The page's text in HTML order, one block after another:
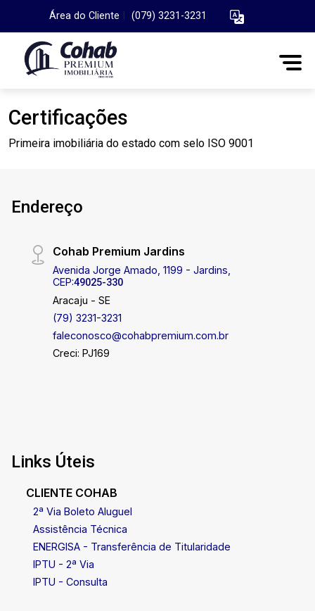
Área do Cliente (079) 3231-3231
Certificações
Primeira imobiliária do estado com selo ISO 9001
Endereço
Cohab Premium Jardins
Avenida Jorge Amado, 1199 - Jardins,
CEP:49025-330
Aracaju - SE
(79) 3231-3231
faleconosco@cohabpremium.com.br
Creci: PJ169
Links Úteis
CLIENTE COHAB
2ª Via Boleto Aluguel
Assistência Técnica
ENERGISA - Transferência de Titularidade
IPTU - 2ª Via
IPTU - Consulta